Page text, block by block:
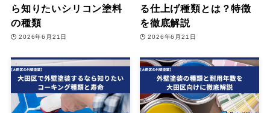
ら知りたいシリコン塗料
の種類
2026年6月21日
る仕上げ種類とは？特徴
を徹底解説
2026年6月21日